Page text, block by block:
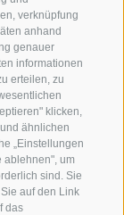
verknüpfung
anhand
genauer
informationen
erteilen, zu
klicken,
ähnlichen
„Einstellungen
ablehnen", um
sind. Sie
auf den Link
das